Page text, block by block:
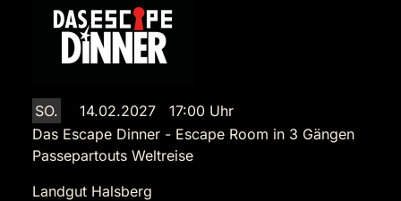
SO.
14.02.2027 17:00 Uhr
Das Escape Dinner - Escape Room in 3 Gängen
Passepartouts Weltreise
Landgut Halsberg